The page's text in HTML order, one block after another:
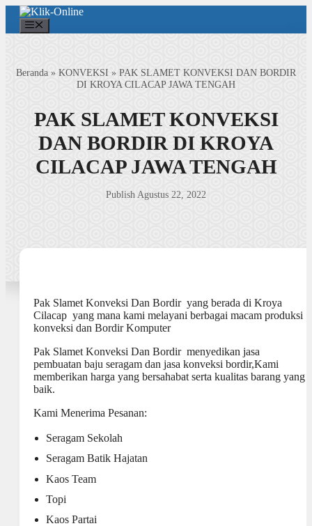
Langsung
isi
Beranda » KONVEKSI » PAK SLAMET KONVEKSI DAN BORDIR
DI KROYA CILACAP JAWA TENGAH
PAK SLAMET KONVEKSI
DAN BORDIR DI KROYA
CILACAP JAWA TENGAH
Publish Agustus 22, 2022
Pak Slamet Konveksi Dan Bordir yang berada di Kroya
Cilacap yang mana kami melayani berbagai macam produksi
konveksi dan Bordir Komputer
Pak Slamet Konveksi Dan Bordir menyedikan jasa
pembuatan baju seragam dan jasa konveksi bordir,Kami
memberikan harga yang bersahabat serta kualitas barang yang
baik.
Kami Menerima Pesanan:
Seragam Sekolah
Seragam Batik Hajatan
Kaos Team
Topi
Kaos Partai